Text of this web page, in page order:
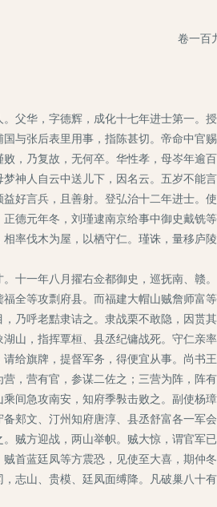
卷一百
华，字德辉，成化十七年进士第一。
与张后表里用事，指陈甚切。帝命中官
败，乃复故，无何卒。华性孝，母岑年逾
人自云中送儿下，因名云。五岁不能
好言兵，且善射。登弘治十二年进士
德元年冬，刘瑾逮南京给事中御史戴铣
率伐木为屋，以栖守仁。瑾诛，量移
一年八月擢右佥都御史，巡抚南、赣
全等攻剽府县。而福建大帽山贼詹师富
乃呼老黠隶诘之。隶战栗不敢隐，因贳
山，指挥覃桓、县丞纪镛战死。守仁亲
给旗牌，提督军务，得便宜从事。尚书
，营有官，参谋二佐之；三营为阵，阵
急攻南安，知府季斅击败之。副使杨
郏文、汀州知府唐淳、县丞舒富各一
贼方迎战，两山举帜。贼大惊，谓官
首蓝廷凤等方震恐，见使至大喜，期仲
志山、贵模、廷凤面缚降。凡破巢八